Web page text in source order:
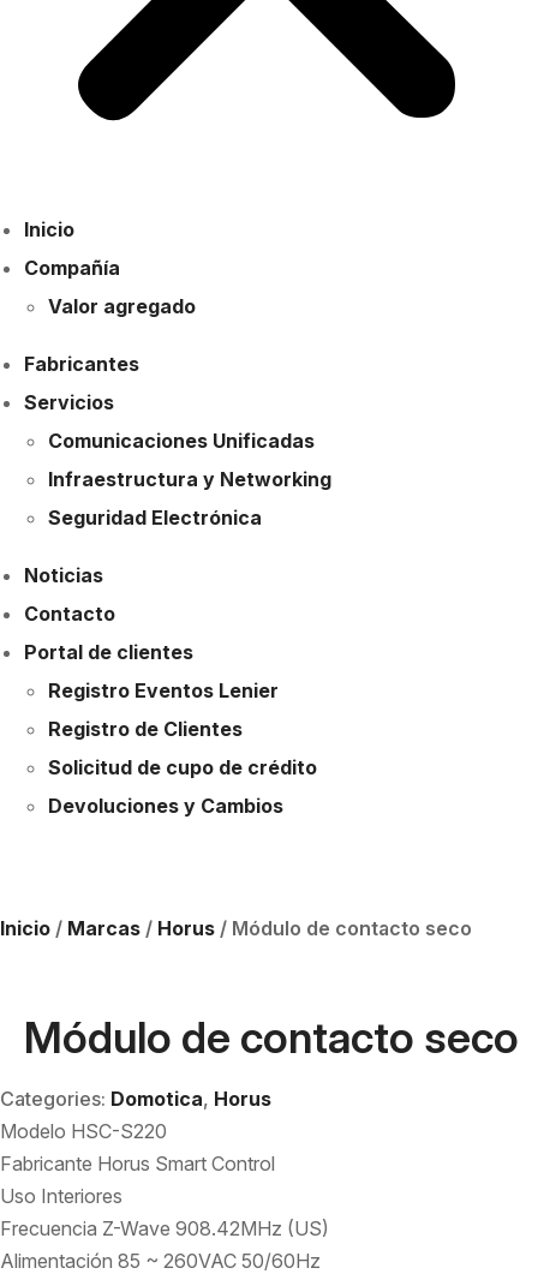
Inicio
Compañía
Valor agregado
Fabricantes
Servicios
Comunicaciones Unificadas
Infraestructura y Networking
Seguridad Electrónica
Noticias
Contacto
Portal de clientes
Registro Eventos Lenier
Registro de Clientes
Solicitud de cupo de crédito
Devoluciones y Cambios
Inicio / Marcas / Horus / Módulo de contacto seco
Módulo de contacto seco
Categories: Domotica, Horus
Modelo HSC-S220
Fabricante Horus Smart Control
Uso Interiores
Frecuencia Z-Wave 908.42MHz (US)
Alimentación 85 ~ 260VAC 50/60Hz